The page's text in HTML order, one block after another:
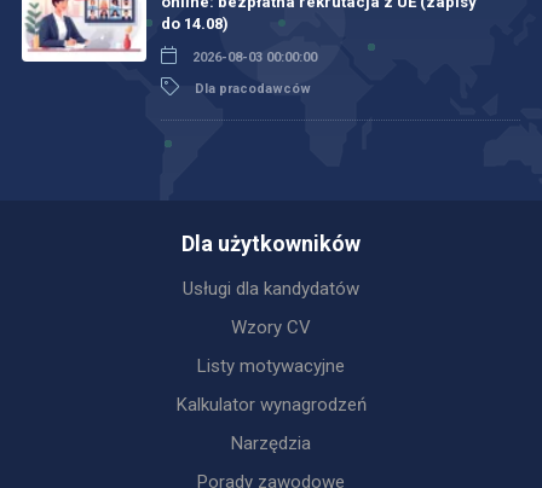
do 14.08)
2026-08-03 00:00:00
Dla pracodawców
Dla użytkowników
Usługi dla kandydatów
Wzory CV
Listy motywacyjne
Kalkulator wynagrodzeń
Narzędzia
Porady zawodowe